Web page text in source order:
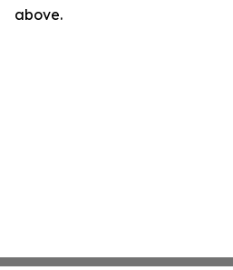
above.